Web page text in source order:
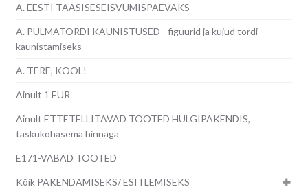
A. EESTI TAASISESEISVUMISPÄEVAKS
A. PULMATORDI KAUNISTUSED - figuurid ja kujud tordi
kaunistamiseks
A. TERE, KOOL!
Ainult 1 EUR
Ainult ETTETELLITAVAD TOOTED HULGIPAKENDIS,
taskukohasema hinnaga
E171-VABAD TOOTED
Kõik PAKENDAMISEKS/ ESITLEMISEKS